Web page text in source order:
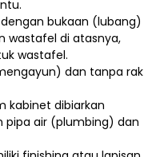
bukaan (lubang)
wastafel di atasnya,
wastafel.
dan tanpa rak
kabinet dibiarkan
pipa air (plumbing) dan